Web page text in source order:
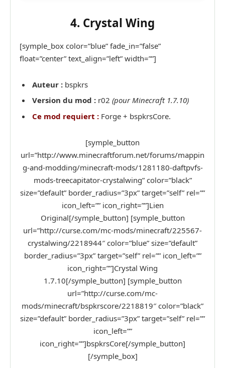
4. Crystal Wing
[symple_box color=”blue” fade_in=”false”
float=”center” text_align=”left” width=””]
Auteur : bspkrs
Version du mod : r02 (pour Minecraft 1.7.10)
Ce mod requiert : Forge + bspkrsCore.
[symple_button
url=”http://www.minecraftforum.net/forums/mappin
g-and-modding/minecraft-mods/1281180-daftpvfs-
mods-treecapitator-crystalwing” color=”black”
size=”default” border_radius=”3px” target=”self” rel=””
icon_left=”” icon_right=””]Lien
Original[/symple_button] [symple_button
url=”http://curse.com/mc-mods/minecraft/225567-
crystalwing/2218944″ color=”blue” size=”default”
border_radius=”3px” target=”self” rel=”” icon_left=””
icon_right=””]Crystal Wing
1.7.10[/symple_button] [symple_button
url=”http://curse.com/mc-
mods/minecraft/bspkrscore/2218819″ color=”black”
size=”default” border_radius=”3px” target=”self” rel=””
icon_left=””
icon_right=””]bspkrsCore[/symple_button]
[/symple_box]